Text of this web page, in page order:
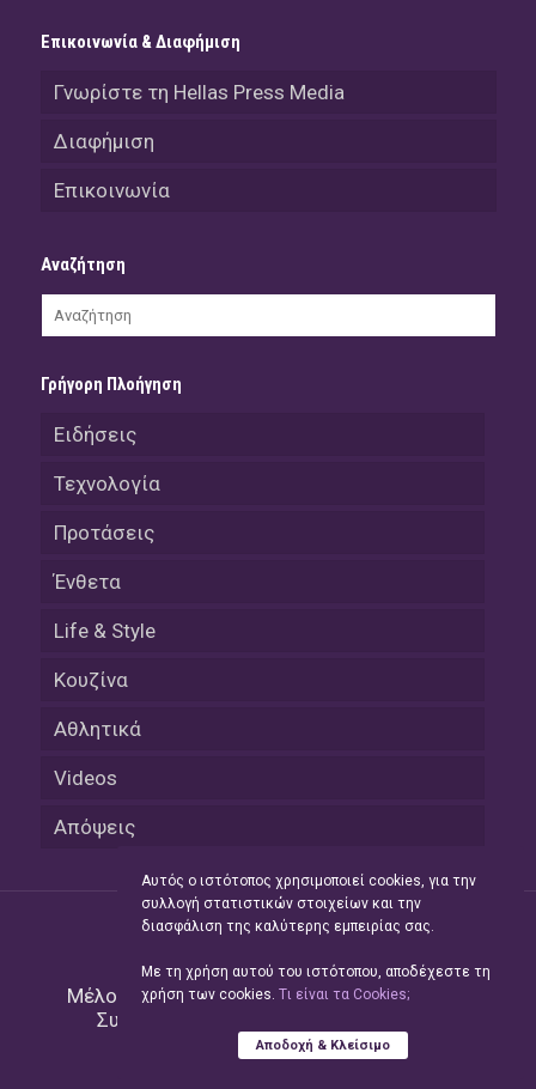
Επικοινωνία & Διαφήμιση
Γνωρίστε τη Hellas Press Media
Διαφήμιση
Επικοινωνία
Αναζήτηση
Γρήγορη Πλοήγηση
Ειδήσεις
Τεχνολογία
Προτάσεις
Ένθετα
Life & Style
Κουζίνα
Αθλητικά
Videos
Απόψεις
Μέλος του Δικτύου τηςHellas Press Media
Συντήρηση και Ανάπτυξη
Αυτός ο ιστότοπος χρησιμοποιεί cookies, για την
συλλογή στατιστικών στοιχείων και την
διασφάλιση της καλύτερης εμπειρίας σας.
Με τη χρήση αυτού του ιστότοπου, αποδέχεστε τη
χρήση των cookies. Tι είναι τα Cookies;
Αποδοχή & Κλείσιμο